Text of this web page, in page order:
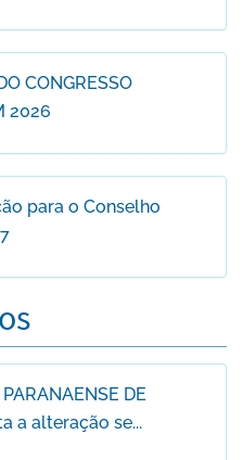
CONGRESSO
2026
para o Conselho
DE
a alteração se...